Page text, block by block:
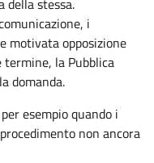
i
motivata opposizione
termine, la Pubblica
domanda.
esempio quando i
non ancora